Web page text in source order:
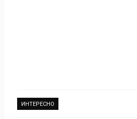
ИНТЕРЕСНО